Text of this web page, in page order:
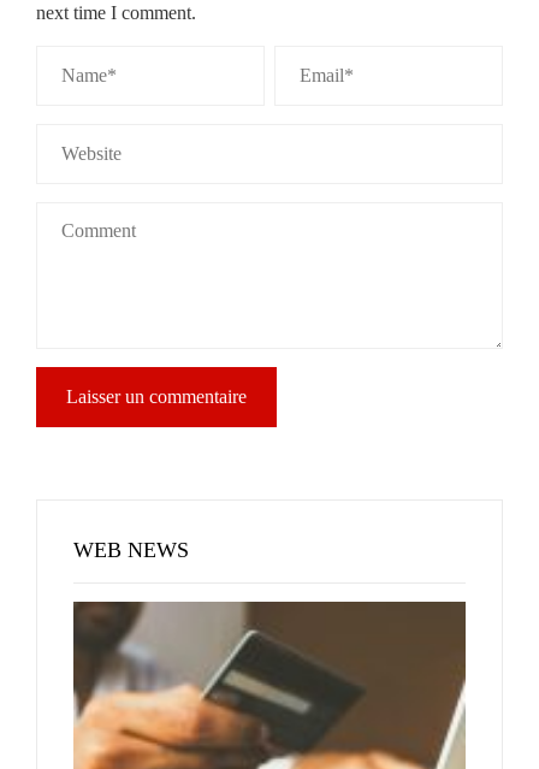
next time I comment.
WEB NEWS